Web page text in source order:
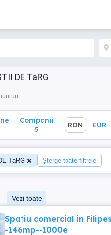
DE TaRG
Companii
5
RON EUR
TaRG Șterge toate filtrele
Vezi toate
Spatiu comercial in
-146mp--1000e